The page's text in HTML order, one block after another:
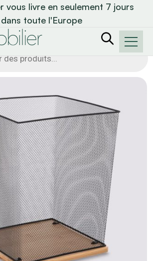
vous livre en seulement 7 jours
dans toute l'Europe